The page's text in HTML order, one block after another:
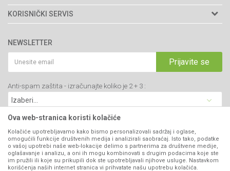
Adresa: Kraljevačkog bataljona 235/2
34000 Kragujevac, Srbija
webshop@agromarket.rs
PIB: 102135221
Matični broj: 07593252
O nama
Prodavnice
Brendovi
Katalozi
Blog
Najčešća pitanja
KORISNIČKI SERVIS
Politika privatnosti
Kako kupiti
Isporuka
Click & Collect
Načini plaćanja
Plaćanje karticama
Web kredit Raiffeisen banke
Pravo na odustajanje
Reklamacije
NEWSLETTER
Prijavite se
Anti-spam zaštita - izračunajte koliko je 2 + 3 :
VIBER I SMS NEWSLETTER
Prijavite se
Ova web-stranica koristi kolačiće
Kolačiće upotrebljavamo kako bismo personalizovali sadržaj i oglase,
omogućili funkcije društvenih medija i analizirali saobraćaj. Isto tako, podatke
o vašoj upotrebi naše web-lokacije delimo s partnerima za društvene medije,
oglašavanje i analizu, a oni ih mogu kombinovati s drugim podacima koje ste
im pružili ili koje su prikupili dok ste upotrebljavali njihove usluge. Nastavkom
korišćenja naših internet stranica vi prihvatate našu upotrebu kolačića.